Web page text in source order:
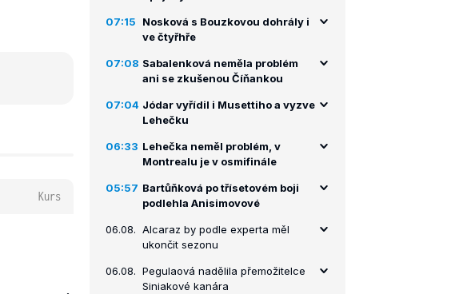
Kurs
07:15
Nosková s Bouzkovou dohrály i
ve čtyřhře
07:08 Sabalenková neměla problém
ani se zkušenou Číňankou
07:04 Jódar vyřídil i Musettiho a vyzve
Lehečku
06:33 Lehečka neměl problém, v
Montrealu je v osmifinále
05:57 Bartůňková po třísetovém boji
podlehla Anisimovové
06.08. Alcaraz by podle experta měl
ukončit sezonu
06.08. Pegulaová nadělila přemožitelce
Siniakové kanára